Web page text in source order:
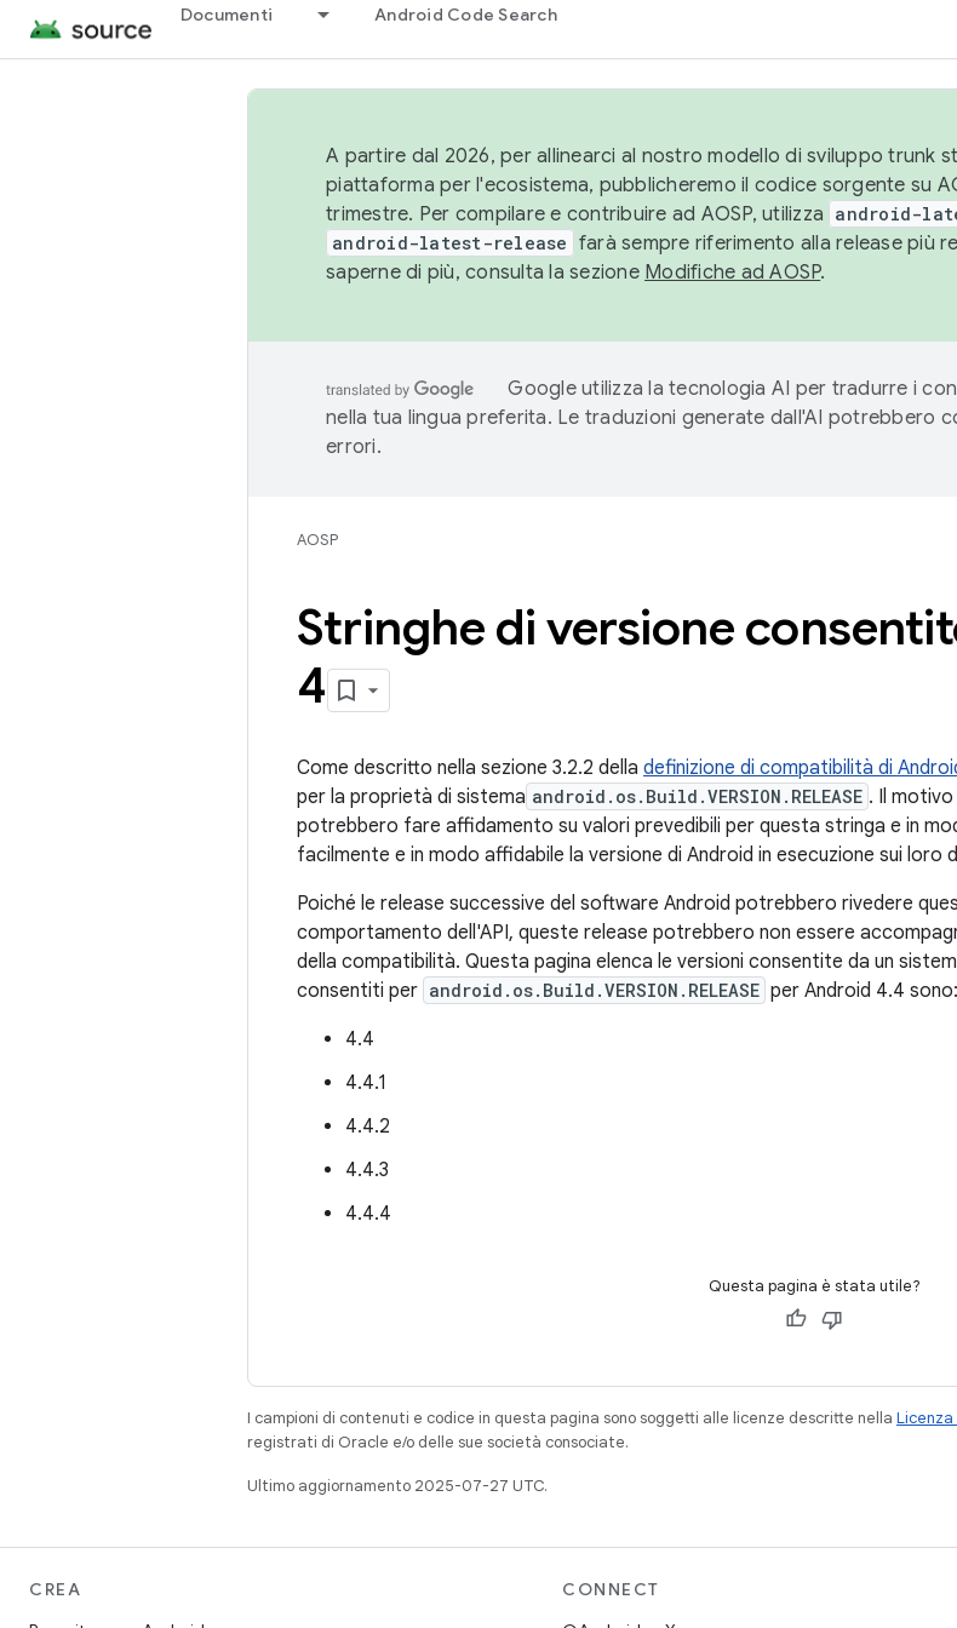
Documenti Android Code Search
A partire dal 2026, per allinearci al nostro modello di sviluppo trunk
piattaforma per l'ecosistema, pubblicheremo il codice sorgente su
trimestre. Per compilare e contribuire ad AOSP, utilizza android-
android-latest-release farà sempre riferimento alla release più
saperne di più, consulta la sezione Modifiche ad AOSP.
Google utilizza la tecnologia AI per tradurre i
nella tua lingua preferita. Le traduzioni generate dall'AI potrebbero
errori.
AOSP
Stringhe di versione
4
Come descritto nella sezione 3.2.2 della definizione di compatibilità di
per la proprietà di sistema android.os.Build.VERSION.RELEASE . Il
potrebbero fare affidamento su valori prevedibili per questa stringa e in
facilmente e in modo affidabile la versione di Android in esecuzione sui loro
Poiché le release successive del software Android potrebbero rivedere
comportamento dell'API, queste release potrebbero non essere
della compatibilità. Questa pagina elenca le versioni consentite da un
consentiti per android.os.Build.VERSION.RELEASE per Android 4.4 sono:
4.4
4.4.1
4.4.2
4.4.3
4.4.4
Questa pagina è stata utile?
I campioni di contenuti e codice in questa pagina sono soggetti alle licenze descritte nella
registrati di Oracle e/o delle sue società consociate.
Ultimo aggiornamento 2025-07-27 UTC.
CREA
CONNECT